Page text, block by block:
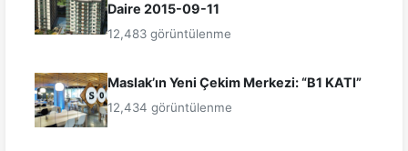
Daire 2015-09-11
12,483 görüntülenme
Maslak’ın Yeni Çekim Merkezi: “B1 KATI”
12,434 görüntülenme